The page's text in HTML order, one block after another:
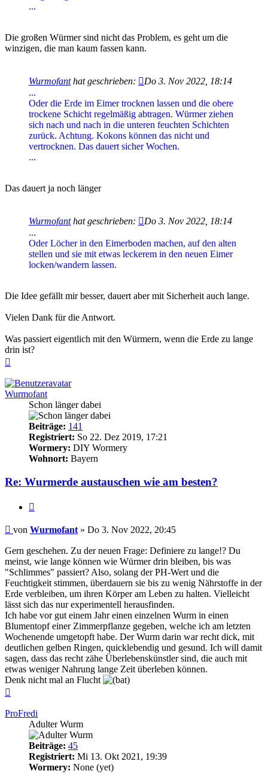
...
Die großen Würmer sind nicht das Problem, es geht um die
winzigen, die man kaum fassen kann.
Wurmofanthat geschrieben:
Do 3. Nov 2022, 18:14
...
Oder die Erde im Eimer trocknen lassen und die obere
trockene Schicht regelmäßig abtragen. Würmer ziehen
sich nach und nach in die unteren feuchten Schichten
zurück. Achtung. Kokons können das nicht und
vertrocknen. Das dauert sicher Wochen.
...
Das dauert ja noch länger
Wurmofanthat geschrieben:
Do 3. Nov 2022, 18:14
...
Oder Löcher in den Eimerboden machen, auf den alten
stellen und sie mit etwas leckerem in den neuen Eimer
locken/wandern lassen.
Die Idee gefällt mir besser, dauert aber mit Sicherheit auch lange.
Vielen Dank für die Antwort.
Was passiert eigentlich mit den Würmern, wenn die Erde zu lange
drin ist?
Wurmofant
Schon länger dabei
Beiträge: 141
Registriert: So 22. Dez 2019, 17:21
Wormery: DIY Wormery
Wohnort: Bayern
Re: Wurmerde austauschen wie am besten?
Beitrag
von Wurmofant » Do 3. Nov 2022, 20:45
Gern geschehen. Zu der neuen Frage: Definiere zu lange!? Du
meinst, wie lange können wie Würmer drin bleiben, bis was
"Schlimmes" passiert? Also, solang der PH-Wert und die
Feuchtigkeit stimmen, überdauern sie bis zu wenig Nährstoffe in der
Erde verbleiben, um ihren Körper am Leben zu halten. Vielleicht
lässt sich das nur experimentell herausfinden.
Ich habe vor gut einem Jahr einen einzelnen Wurm in einen
Blumentopf einer Zimmerpflanze gegeben, welche ich am letzten
Wochenende umgetopft habe. Der Wurm darin war recht dick, mit
deutlichen gelben Ringen, quicklebendig und gesund. Ich will damit
sagen, dass das recht zähe Überlebenskünstler sind, die auch mit
etwas weniger Nahrung lange Zeit überleben können.
Denk nicht mal an Flucht
ProFredi
Adulter Wurm
Beiträge: 45
Registriert: Mi 13. Okt 2021, 19:39
Wormery: None (yet)